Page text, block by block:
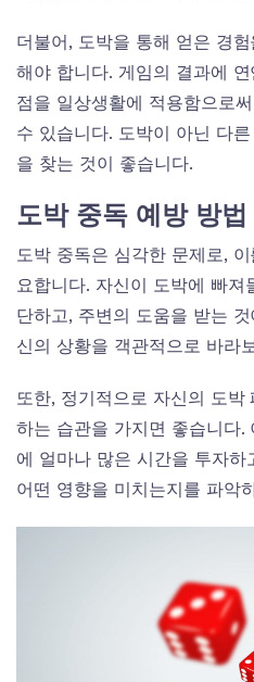
더불어, 도박을 통해 얻은 경
해야 합니다. 게임의 결과에
점을 일상생활에 적용함으로
수 있습니다. 도박이 아닌 다
을 찾는 것이 좋습니다.
도박 중독 예방 방법
도박 중독은 심각한 문제로,
요합니다. 자신이 도박에 빠져
단하고, 주변의 도움을 받는
신의 상황을 객관적으로 바라
또한, 정기적으로 자신의 도박
하는 습관을 가지면 좋습니다.
에 얼마나 많은 시간을 투자하
어떤 영향을 미치는지를 파악